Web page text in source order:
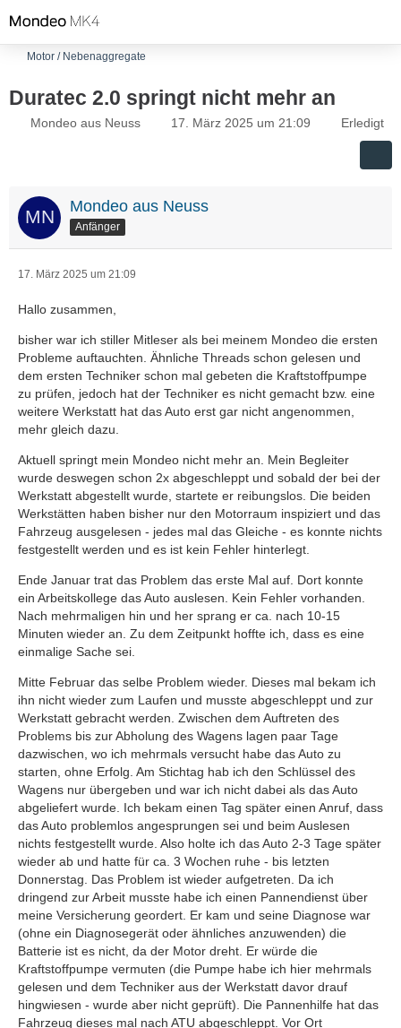
Motor / Nebenaggregate
Duratec 2.0 springt nicht mehr an
Mondeo aus Neuss 17. März 2025 um 21:09 Erledigt
Mondeo aus Neuss
Anfänger
17. März 2025 um 21:09
Hallo zusammen,
bisher war ich stiller Mitleser als bei meinem Mondeo die ersten
Probleme auftauchten. Ähnliche Threads schon gelesen und
dem ersten Techniker schon mal gebeten die Kraftstoffpumpe
zu prüfen, jedoch hat der Techniker es nicht gemacht bzw. eine
weitere Werkstatt hat das Auto erst gar nicht angenommen,
mehr gleich dazu.
Aktuell springt mein Mondeo nicht mehr an. Mein Begleiter
wurde deswegen schon 2x abgeschleppt und sobald der bei der
Werkstatt abgestellt wurde, startete er reibungslos. Die beiden
Werkstätten haben bisher nur den Motorraum inspiziert und das
Fahrzeug ausgelesen - jedes mal das Gleiche - es konnte nichts
festgestellt werden und es ist kein Fehler hinterlegt.
Ende Januar trat das Problem das erste Mal auf. Dort konnte
ein Arbeitskollege das Auto auslesen. Kein Fehler vorhanden.
Nach mehrmaligen hin und her sprang er ca. nach 10-15
Minuten wieder an. Zu dem Zeitpunkt hoffte ich, dass es eine
einmalige Sache sei.
Mitte Februar das selbe Problem wieder. Dieses mal bekam ich
ihn nicht wieder zum Laufen und musste abgeschleppt und zur
Werkstatt gebracht werden. Zwischen dem Auftreten des
Problems bis zur Abholung des Wagens lagen paar Tage
dazwischen, wo ich mehrmals versucht habe das Auto zu
starten, ohne Erfolg. Am Stichtag hab ich den Schlüssel des
Wagens nur übergeben und war ich nicht dabei als das Auto
abgeliefert wurde. Ich bekam einen Tag später einen Anruf, dass
das Auto problemlos angesprungen sei und beim Auslesen
nichts festgestellt wurde. Also holte ich das Auto 2-3 Tage später
wieder ab und hatte für ca. 3 Wochen ruhe - bis letzten
Donnerstag. Das Problem ist wieder aufgetreten. Da ich
dringend zur Arbeit musste habe ich einen Pannendienst über
meine Versicherung geordert. Er kam und seine Diagnose war
(ohne ein Diagnosegerät oder ähnliches anzuwenden) die
Batterie ist es nicht, da der Motor dreht. Er würde die
Kraftstoffpumpe vermuten (die Pumpe habe ich hier mehrmals
gelesen und dem Techniker aus der Werkstatt davor drauf
hingwiesen - wurde aber nicht geprüft). Die Pannenhilfe hat das
Fahrzeug dieses mal nach ATU abgeschleppt. Vor Ort